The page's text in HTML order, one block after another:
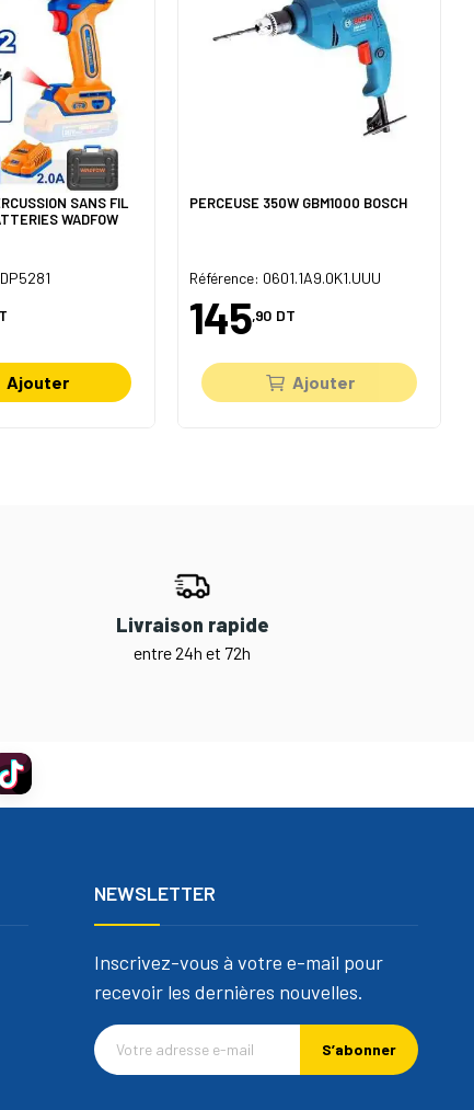
SANS FIL
WADFOW
Ajouter
PERCEUSE 350W GBM1000 BOSCH
Référence: 0601.1A9.0K1.UUU
145,90 DT
Ajouter
Livraison rapide
entre 24h et 72h
NEWSLETTER
Inscrivez-vous à votre e-mail pour
recevoir les dernières nouvelles.
S’abonner